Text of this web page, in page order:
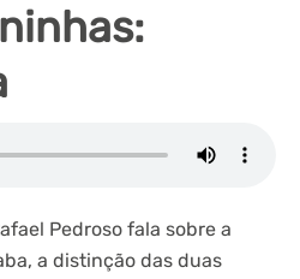
Pedroso fala sobre a
a distinção das duas